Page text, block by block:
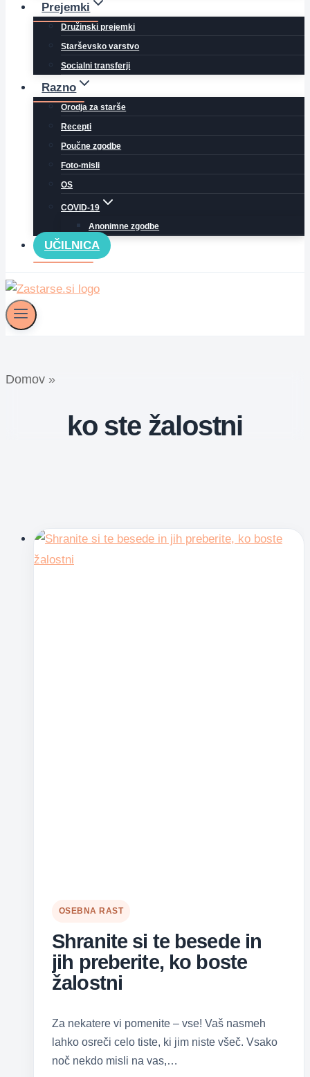
Prejemki
Družinski prejemki
Starševsko varstvo
Socialni transferji
Razno
Orodja za starše
Recepti
Poučne zgodbe
Foto-misli
OS
COVID-19
Anonimne zgodbe
UČILNICA
Domov »
ko ste žalostni
OSEBNA RAST
Shranite si te besede in
jih preberite, ko boste
žalostni
Za nekatere vi pomenite – vse! Vaš nasmeh
lahko osreči celo tiste, ki jim niste všeč. Vsako
noč nekdo misli na vas,…